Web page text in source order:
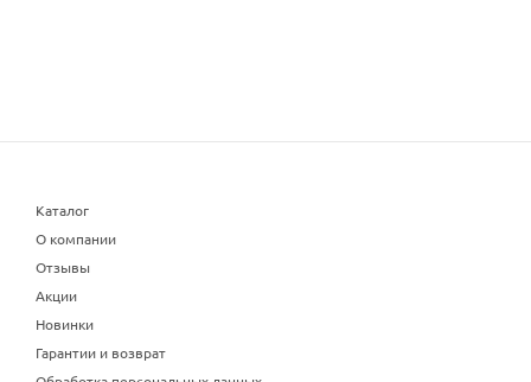
Каталог
О компании
Отзывы
Акции
Новинки
Гарантии и возврат